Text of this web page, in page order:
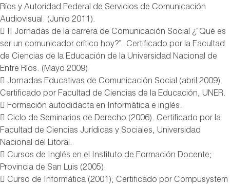
Ríos y Autoridad Federal de Servicios de Comunicación
Audiovisual. (Junio 2011).
 II Jornadas de la carrera de Comunicación Social ¿“Qué es
ser un comunicador crítico hoy?”. Certificado por la Facultad
de Ciencias de la Educación de la Universidad Nacional de
Entre Ríos. (Mayo 2009)
 Jornadas Educativas de Comunicación Social (abril 2009).
Certificado por Facultad de Ciencias de la Educación, UNER.
 Formación autodidacta en Informática e inglés.
 Ciclo de Seminarios de Derecho (2006). Certificado por la
Facultad de Ciencias Jurídicas y Sociales, Universidad
Nacional del Litoral.
 Cursos de Inglés en el Instituto de Formación Docente;
Provincia de San Luis (2005).
 Curso de Informática (2001); Certificado por Compusystem